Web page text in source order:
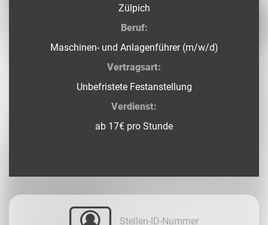
Zülpich
Beruf:
Maschinen- und Anlagenführer (m/w/d)
Vertragsart:
Unbefristete Festanstellung
Verdienst:
ab 17€ pro Stunde
Stellen-ID-Nummer